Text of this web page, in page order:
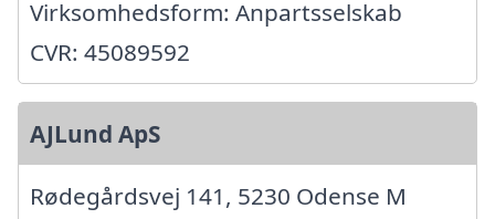
Virksomhedsform: Anpartsselskab
CVR: 45089592
AJLund ApS
Rødegårdsvej 141, 5230 Odense M